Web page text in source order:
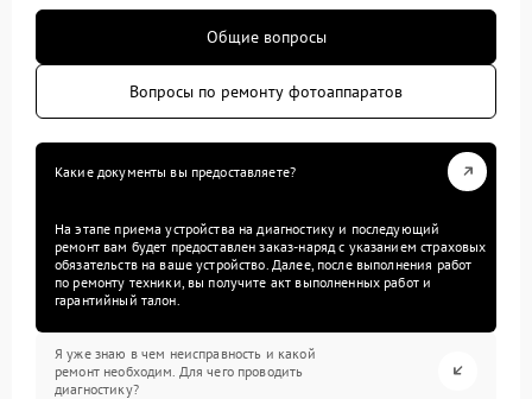
Общие вопросы
Вопросы по ремонту фотоаппаратов
Какие документы вы предоставляете?
На этапе приема устройства на диагностику и последующий
ремонт вам будет предоставлен заказ-наряд с указанием страховых
обязательств на ваше устройство. Далее, после выполнения работ
по ремонту техники, вы получите акт выполненных работ и
гарантийный талон.
Я уже знаю в чем неисправность и какой
ремонт необходим. Для чего проводить
диагностику?